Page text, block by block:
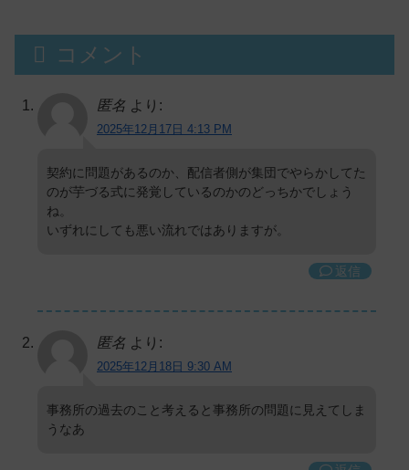
コメント
匿名 より:
2025年12月17日 4:13 PM
契約に問題があるのか、配信者側が集団でやらかしてた
のが芋づる式に発覚しているのかのどっちかでしょう
ね。
いずれにしても悪い流れではありますが。
返信
匿名 より:
2025年12月18日 9:30 AM
事務所の過去のこと考えると事務所の問題に見えてしま
うなあ